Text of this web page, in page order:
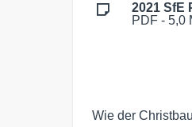
2021 SfE
PDF - 5,0
Wie der